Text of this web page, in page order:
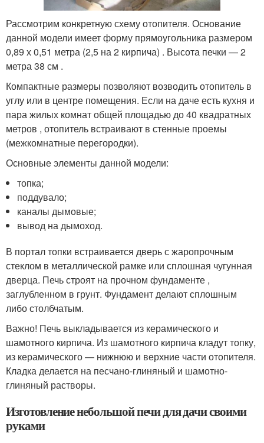
Рассмотрим конкретную схему отопителя. Основание
данной модели имеет форму прямоугольника размером
0,89 х 0,51 метра (2,5 на 2 кирпича) . Высота печки — 2
метра 38 см .
Компактные размеры позволяют возводить отопитель в
углу или в центре помещения. Если на даче есть кухня и
пара жилых комнат общей площадью до 40 квадратных
метров , отопитель встраивают в стенные проемы
(межкомнатные перегородки).
Основные элементы данной модели:
топка;
поддувало;
каналы дымовые;
вывод на дымоход.
В портал топки встраивается дверь с жаропрочным
стеклом в металлической рамке или сплошная чугунная
дверца. Печь строят на прочном фундаменте ,
заглубленном в грунт. Фундамент делают сплошным
либо столбчатым.
Важно! Печь выкладывается из керамического и
шамотного кирпича. Из шамотного кирпича кладут топку,
из керамического — нижнюю и верхние части отопителя.
Кладка делается на песчано-глиняный и шамотно-
глиняный растворы.
Изготовление небольшой печи для дачи своими
руками